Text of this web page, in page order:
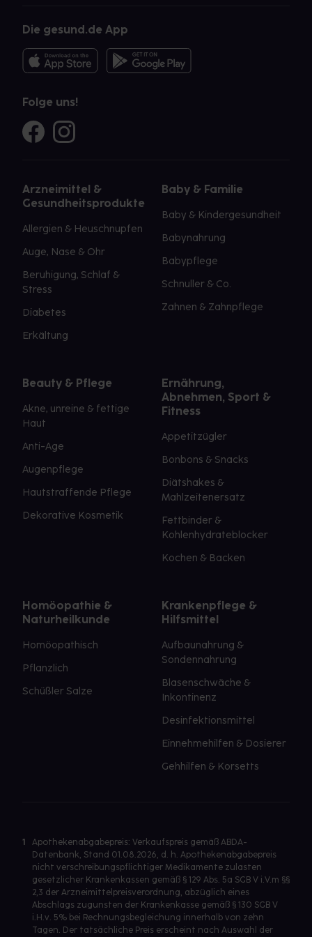
Die gesund.de App
Folge uns!
Arzneimittel &
Gesundheitsprodukte
Allergien & Heuschnupfen
Auge, Nase & Ohr
Beruhigung, Schlaf &
Stress
Diabetes
Erkältung
Baby & Familie
Baby & Kindergesundheit
Babynahrung
Babypflege
Schnuller & Co.
Zahnen & Zahnpflege
Beauty & Pflege
Akne, unreine & fettige
Haut
Anti-Age
Augenpflege
Hautstraffende Pflege
Dekorative Kosmetik
Ernährung,
Abnehmen, Sport &
Fitness
Appetitzügler
Bonbons & Snacks
Diätshakes &
Mahlzeitenersatz
Fettbinder &
Kohlenhydrateblocker
Kochen & Backen
Homöopathie &
Naturheilkunde
Homöopathisch
Pflanzlich
Schüßler Salze
Krankenpflege &
Hilfsmittel
Aufbaunahrung &
Sondennahrung
Blasenschwäche &
Inkontinenz
Desinfektionsmittel
Einnehmehilfen & Dosierer
Gehhilfen & Korsetts
1
Apothekenabgabepreis: Verkaufspreis gemäß ABDA-
Datenbank, Stand 01.08.2026, d. h. Apothekenabgabepreis
nicht verschreibungspflichtiger Medikamente zulasten
gesetzlicher Krankenkassen gemäß § 129 Abs. 5a SGB V i.V.m §§
2,3 der Arzneimittelpreisverordnung, abzüglich eines
Abschlags zugunsten der Krankenkasse gemäß § 130 SGB V
i.H.v. 5% bei Rechnungsbegleichung innerhalb von zehn
Tagen. Der tatsächliche Preis erscheint nach Auswahl der